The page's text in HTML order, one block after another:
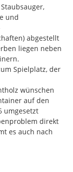
und
abgestellt
liegen neben
Spielplatz, der
wünschen
auf den
umgesetzt
direkt
es auch nach